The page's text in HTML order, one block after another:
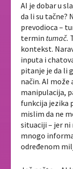
AI je dobar u
da li su tačne?
prevodioca –
termin tumač.
kontekst.
inputa i
pitanje je da li
način. AI
manipulacija,
funkcija jezika
mislim da ne
situaciji – jer
mnogo
određenom